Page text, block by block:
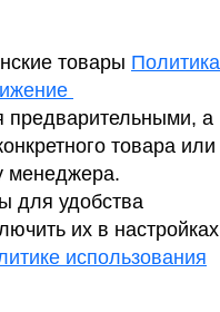
товары
предварительными, а
товара или
менеджера.
для удобства
их в настройках
использования